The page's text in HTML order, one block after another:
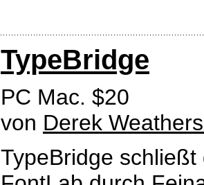
TypeBridge
PC Mac. $20
von Derek
TypeBridge